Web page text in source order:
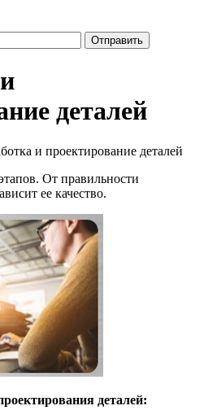
Отправить
деталей
и проектирование деталей
От правильности
ее качество.
деталей: